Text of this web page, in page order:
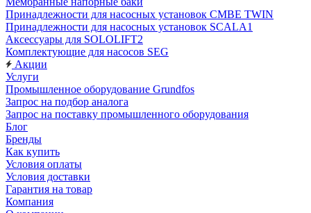
Принадлежности для насосных установок CMBE TWIN
Принадлежности для насосных установок SCALA1
Аксессуары для SOLOLIFT2
Комплектующие для насосов SEG
Акции
Услуги
Промышленное оборудование Grundfos
Запрос на подбор аналога
Запрос на поставку промышленного оборудования
Блог
Бренды
Как купить
Условия оплаты
Условия доставки
Гарантия на товар
Компания